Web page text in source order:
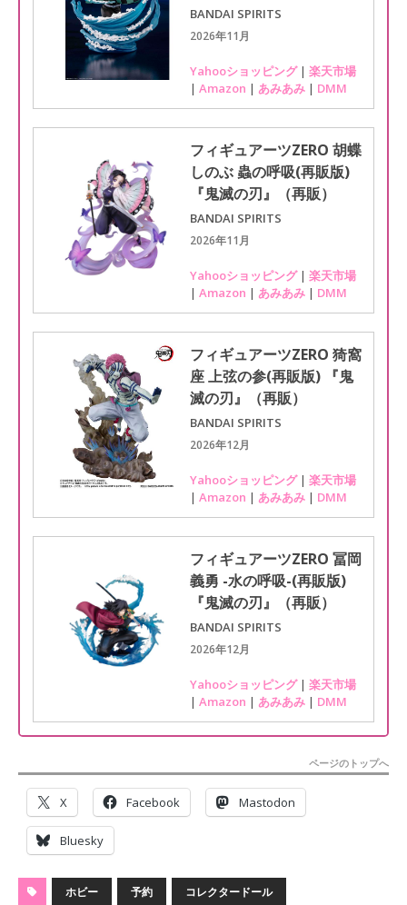
BANDAI SPIRITS
2026年11月
Yahooショッピング| 楽天市場
| Amazon | あみあみ | DMM
フィギュアーツZERO 胡蝶
しのぶ 蟲の呼吸(再販版)
『鬼滅の刃』（再販）
BANDAI SPIRITS
2026年11月
Yahooショッピング| 楽天市場
| Amazon | あみあみ | DMM
フィギュアーツZERO 猗窩
座 上弦の参(再販版) 『鬼
滅の刃』（再販）
BANDAI SPIRITS
2026年12月
Yahooショッピング| 楽天市場
| Amazon | あみあみ | DMM
フィギュアーツZERO 冨岡
義勇 -水の呼吸-(再販版)
『鬼滅の刃』（再販）
BANDAI SPIRITS
2026年12月
Yahooショッピング| 楽天市場
| Amazon | あみあみ | DMM
ページのトップへ
X Facebook Mastodon
Bluesky
ホビー 予約 コレクタードール